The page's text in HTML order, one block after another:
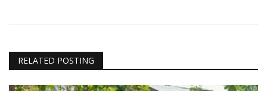
RELATED POSTING